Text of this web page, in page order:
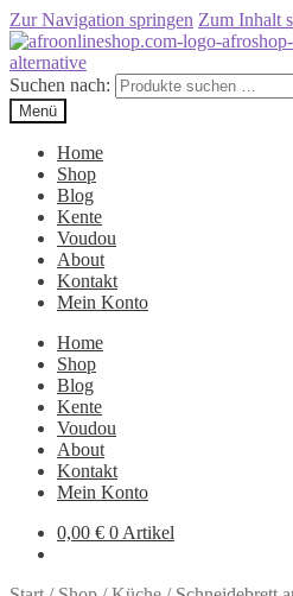
Zur Navigation springen Zum Inhalt
Suchen nach:
Menü
Home
Shop
Blog
Kente
Voudou
About
Kontakt
Mein Konto
Home
Shop
Blog
Kente
Voudou
About
Kontakt
Mein Konto
0,00 € 0 Artikel